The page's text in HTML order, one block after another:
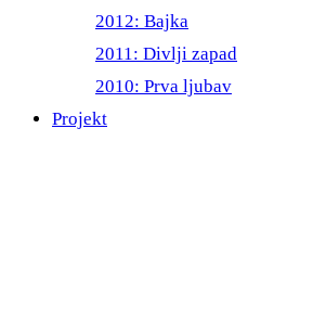
2012: Bajka
2011: Divlji zapad
2010: Prva ljubav
Projekt